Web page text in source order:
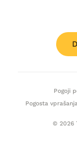
Pogoji
Pogosta
© 2026